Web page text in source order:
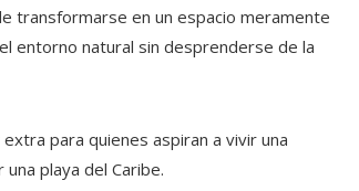
transformarse en un espacio meramente
entorno natural sin desprenderse de la
para quienes aspiran a vivir una
playa del Caribe.